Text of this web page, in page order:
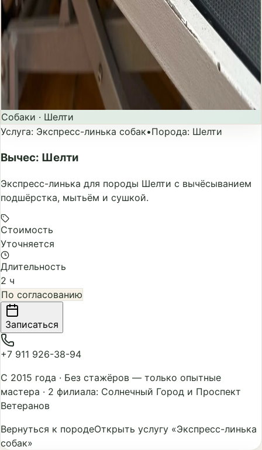
Собаки · Шелти
Услуга: Экспресс-линька собак•Порода: Шелти
Вычес: Шелти
Экспресс-линька для породы Шелти с вычёсыванием
подшёрстка, мытьём и сушкой.
Стоимость
Уточняется
Длительность
2 ч
По согласованию
Записаться
+7 911 926-38-94
С 2015 года · Без стажёров — только опытные
мастера · 2 филиала: Солнечный Город и Проспект
Ветеранов
Вернуться к породеОткрыть услугу «Экспресс-линька
собак»